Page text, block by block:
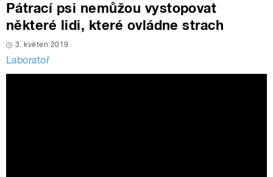
Pátrací psi nemůžou vystopovat
některé lidi, které ovládne strach
3. květen 2019
Laboratoř